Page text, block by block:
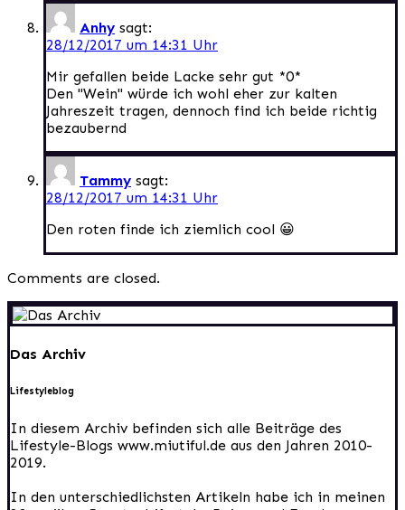
Anhy sagt:
28/12/2017 um 14:31 Uhr
Mir gefallen beide Lacke sehr gut *0*
Den "Wein" würde ich wohl eher zur kalten
Jahreszeit tragen, dennoch find ich beide richtig
bezaubernd
Tammy sagt:
28/12/2017 um 14:31 Uhr
Den roten finde ich ziemlich cool 😀
Comments are closed.
Das Archiv
Lifestyleblog
In diesem Archiv befinden sich alle Beiträge des
Lifestyle-Blogs www.miutiful.de aus den Jahren 2010-
2019.
In den unterschiedlichsten Artikeln habe ich in meinen